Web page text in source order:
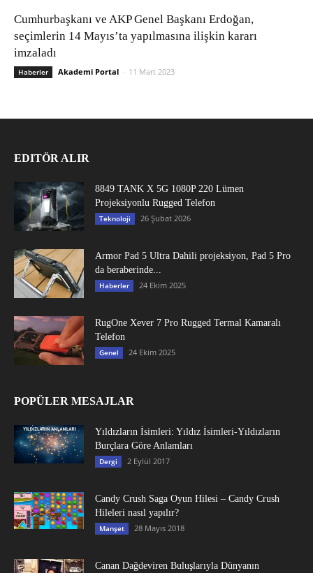
Cumhurbaşkanı ve AKP Genel Başkanı Erdoğan,
seçimlerin 14 Mayıs’ta yapılmasına ilişkin kararı
imzaladı
Haberler Akademi Portal - 11 Mart 2023
EDITÖR ALIR
8849 TANK X 5G 1080P 220 Lümen
Projeksiyonlu Rugged Telefon
Teknoloji 26 Şubat 2026
Armor Pad 5 Ultra Dahili projeksiyon, Pad 5 Pro
da beraberinde...
Haberler 24 Ekim 2025
RugOne Xever 7 Pro Rugged Termal Kamaralı
Telefon
Genel 24 Ekim 2025
POPÜLER MESAJLAR
Yıldızların İsimleri: Yıldız İsimleri-Yıldızların
Burçlara Göre Anlamları
Dergi 2 Eylül 2017
Candy Crush Saga Oyun Hilesi – Candy Crush
Hileleri nasıl yapılır?
Manşet 28 Mayıs 2018
Canan Dağdeviren Buluşlarıyla Dünyanın